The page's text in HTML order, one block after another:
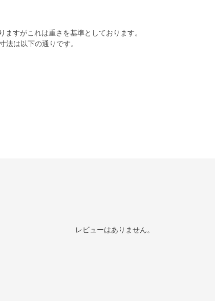
すがこれは重さを基準としております。
は以下の通りです。
レビューはありません。